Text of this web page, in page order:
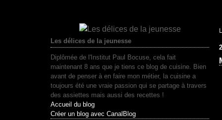
Les délices de la jeunesse
Diplômée de l'Institut Paul Bocuse, cela fait
maintenant 8 ans que je tiens ce blog de cuisine. Bien
avant de penser à en faire mon métier, la cuisine a
toujours été une vraie passion qui se partage à travers
des assiettes mais aussi des recettes !
Accueil du blog
Créer un blog avec CanalBlog